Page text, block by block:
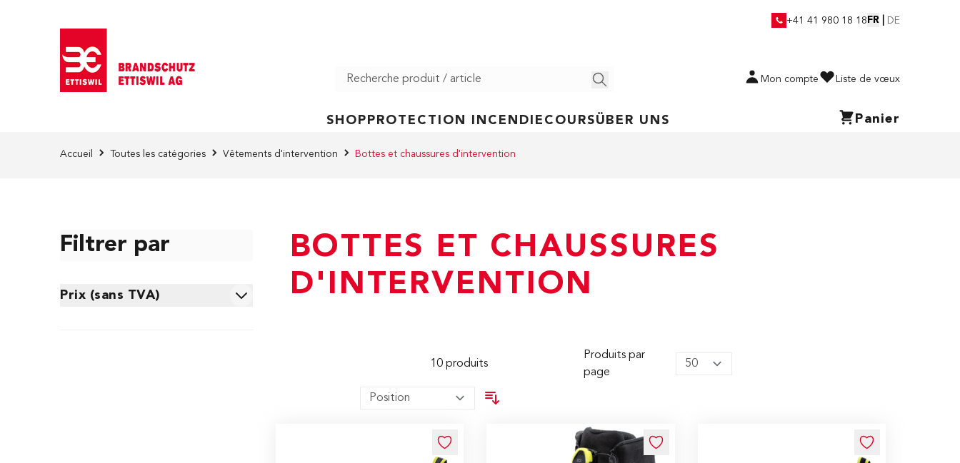
+41 41 980 18 18 FR DE
Mon compte Liste de vœux
SHOP PROTECTION INCENDIE COURSÜBER UNS Panier
Accueil Toutes les catégories Vêtements d'intervention Bottes et chaussures d'intervention
Filtrer par
Skip to product list
Prix (sans TVA)
BOTTES ET CHAUSSURES
D'INTERVENTION
10produits
Produits par
page